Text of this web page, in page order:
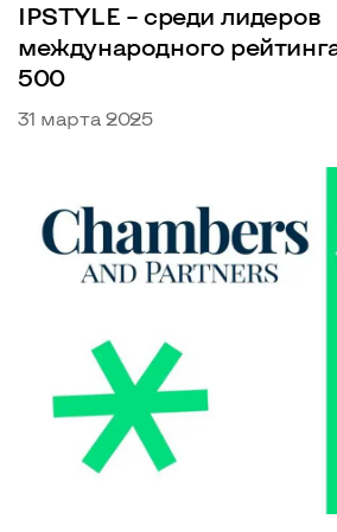
IPSTYLE – среди лидеров
международного
500
31 марта 2025